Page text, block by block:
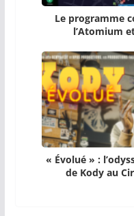
Le programme
l’Atomium
« Évolué » :
de Kody au